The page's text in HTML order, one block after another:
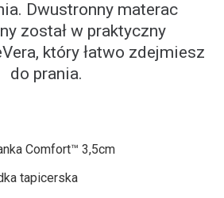
Dwustronny materac
został w praktyczny
który łatwo zdejmiesz
do prania.
Comfort™ 3,5cm
tapicerska